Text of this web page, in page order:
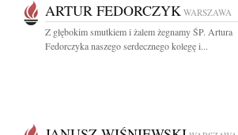
ARTUR FEDORCZYK WARSZAWA
Z głębokim smutkiem i żalem żegnamy ŚP. Artura
Fedorczyka naszego serdecznego kolegę i...